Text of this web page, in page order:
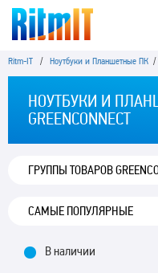
Ritm-IT / Ноутбуки и Планшетные ПК /
НОУТБУКИ И
GREENCONNECT
ГРУППЫ ТОВАРОВ
В наличии